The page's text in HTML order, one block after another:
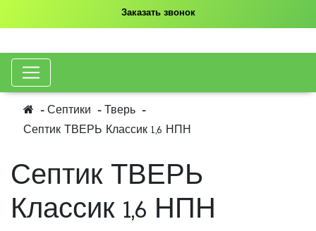
Заказать звонок
Септики
Тверь
Септик ТВЕРЬ Классик 1,6 НПН
Септик ТВЕРЬ
Классик 1,6 НПН